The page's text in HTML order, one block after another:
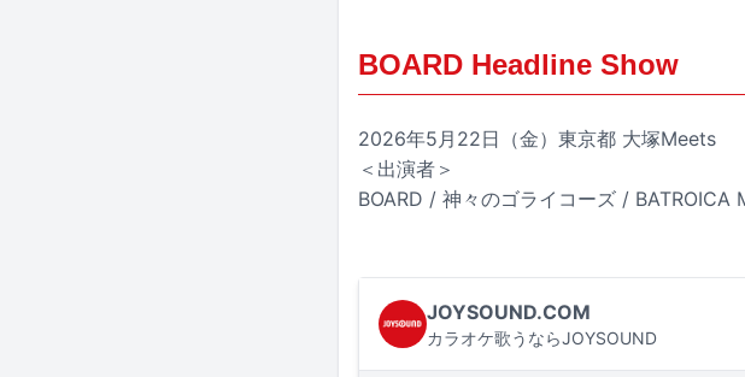
BOARD Headline Show
2026年5月22日（金）東京都 大塚Meets
＜出演者＞
BOARD / 神々のゴライコーズ / BATROICA
JOYSOUND.COM
カラオケ歌うならJOYSOUND